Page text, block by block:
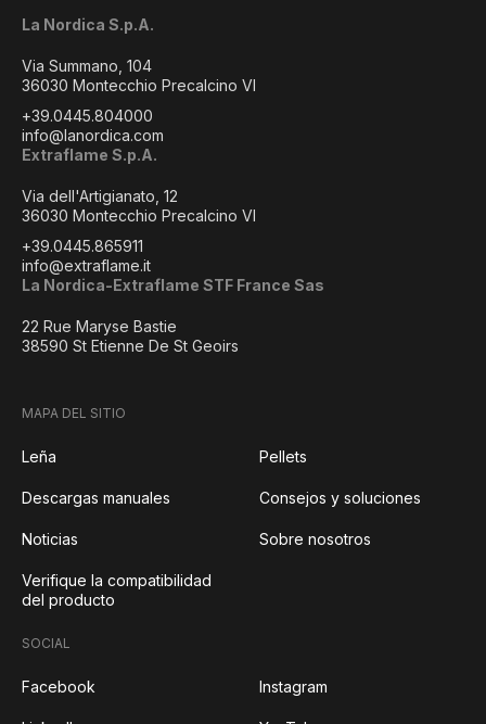
La Nordica S.p.A.
Via Summano, 104
36030 Montecchio Precalcino VI
+39.0445.804000
info@lanordica.com
Extraflame S.p.A.
Via dell'Artigianato, 12
36030 Montecchio Precalcino VI
+39.0445.865911
info@extraflame.it
La Nordica-Extraflame STF France Sas
22 Rue Maryse Bastie
38590 St Etienne De St Geoirs
MAPA DEL SITIO
Leña Pellets
Descargas manuales Consejos y soluciones
Noticias Sobre nosotros
Verifique la compatibilidad
del producto
SOCIAL
Facebook Instagram